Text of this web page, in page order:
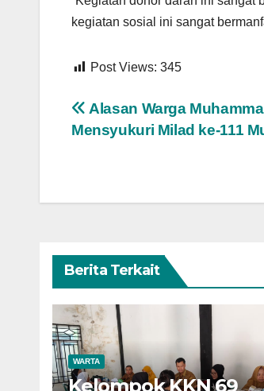
kegiatan sosial ini sangat
Post Views: 345
Navigasi
pos
Alasan Warga
Mensyukuri Milad ke-111
Berita Terkait
WARTA
Kelompok KKN 69